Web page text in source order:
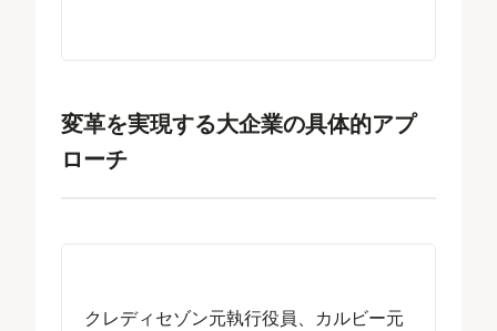
変革を実現する大企業の具体的アプ
ローチ
クレディセゾン元執行役員、カルビー元